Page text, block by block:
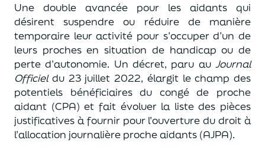
Une double avancée pour les aidants qui
désirent suspendre ou réduire de manière
temporaire leur activité pour s’occuper d’un de
leurs proches en situation de handicap ou de
perte d’autonomie. Un décret, paru au Journal
Officieldu 23 juillet 2022, élargit le champ des
potentiels bénéficiaires du congé de proche
aidant (CPA) et fait évoluer la liste des pièces
justificatives à fournir pour l’ouverture du droit à
l’allocation journalière proche aidants (AJPA).